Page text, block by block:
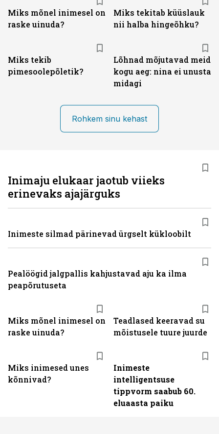
Miks mõnel inimesel on
raske uinuda?
Miks tekitab küüslauk
nii halba hingeõhku?
Miks tekib
pimesoolepõletik?
Lõhnad mõjutavad meid
kogu aeg: nina ei unusta
midagi
Rohkem sinu kehast
Miks mõnel inimesel on
raske uinuda?
Teadlased keeravad su
mõistusele tuure juurde
Miks inimesed unes
kõnnivad?
Inimeste
intelligentsuse
tippvorm saabub 60.
eluaasta paiku
Inimaju elukaar jaotub viieks
erinevaks ajajärguks
Inimeste silmad pärinevad ürgselt kükloobilt
Pealöögid jalgpallis kahjustavad aju ka ilma
peapõrutuseta